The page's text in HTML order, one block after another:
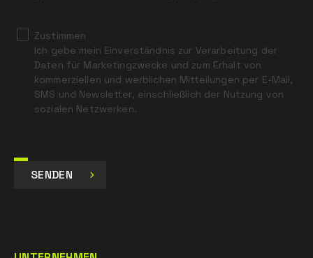
Zustimmen
Ich gebe mein Einverständnis zur Verarbeitung der
Daten für Marketingzwecke und zum Erhalt von
kommerziellen und werblichen Mitteilungen per E-Mail,
SMS und Newsletter, einschließlich der Nutzung von
sozialen Netzwerken.
SENDEN